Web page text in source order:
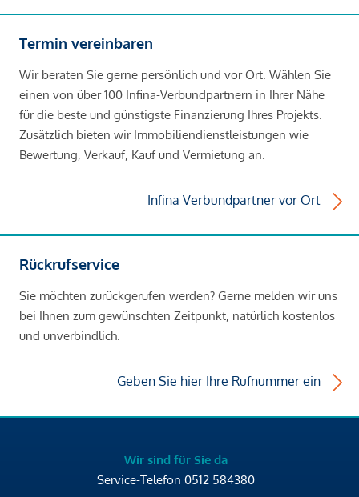
Termin vereinbaren
Wir beraten Sie gerne persönlich und vor Ort. Wählen Sie
einen von über 100 Infina-Verbundpartnern in Ihrer Nähe
für die beste und günstigste Finanzierung Ihres Projekts.
Zusätzlich bieten wir Immobiliendienstleistungen wie
Bewertung, Verkauf, Kauf und Vermietung an.
Infina Verbundpartner vor Ort
Rückrufservice
Sie möchten zurückgerufen werden? Gerne melden wir uns
bei Ihnen zum gewünschten Zeitpunkt, natürlich kostenlos
und unverbindlich.
Geben Sie hier Ihre Rufnummer ein
Wir sind für Sie da
Service-Telefon 0512 584380